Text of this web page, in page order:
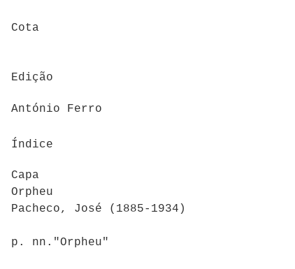
Cota
Edição
António Ferro
Índice
Capa
Orpheu
Pacheco, José (1885-1934)
p. nn."Orpheu"